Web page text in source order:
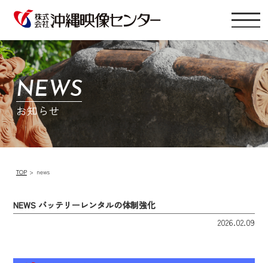
NEWS
お知らせ
TOP news
NEWS バッテリーレンタルの体制強化
2026.02.09